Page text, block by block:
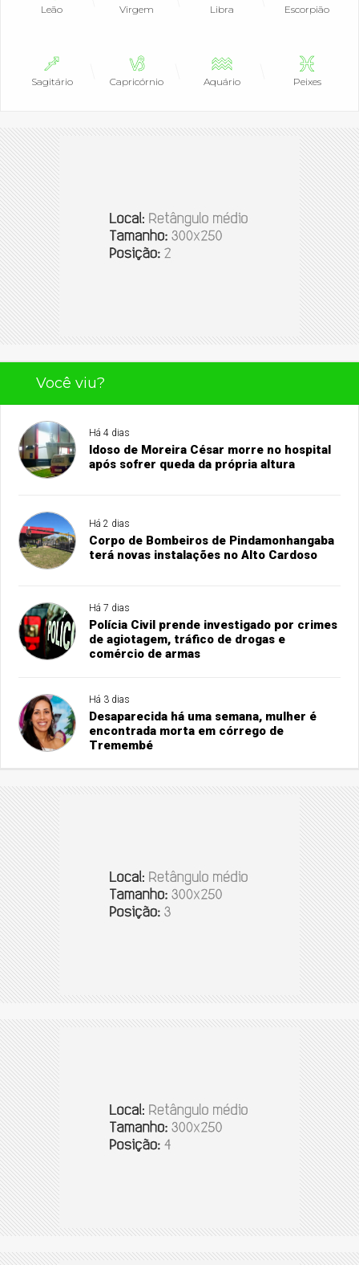
Leão Virgem Libra Escorpião
Sagitário Capricórnio Aquário Peixes
Você viu?
Há 4 dias
Idoso de Moreira César morre no hospital
após sofrer queda da própria altura
Há 2 dias
Corpo de Bombeiros de Pindamonhangaba
terá novas instalações no Alto Cardoso
Há 7 dias
Polícia Civil prende investigado por crimes
de agiotagem, tráfico de drogas e
comércio de armas
Há 3 dias
Desaparecida há uma semana, mulher é
encontrada morta em córrego de
Tremembé